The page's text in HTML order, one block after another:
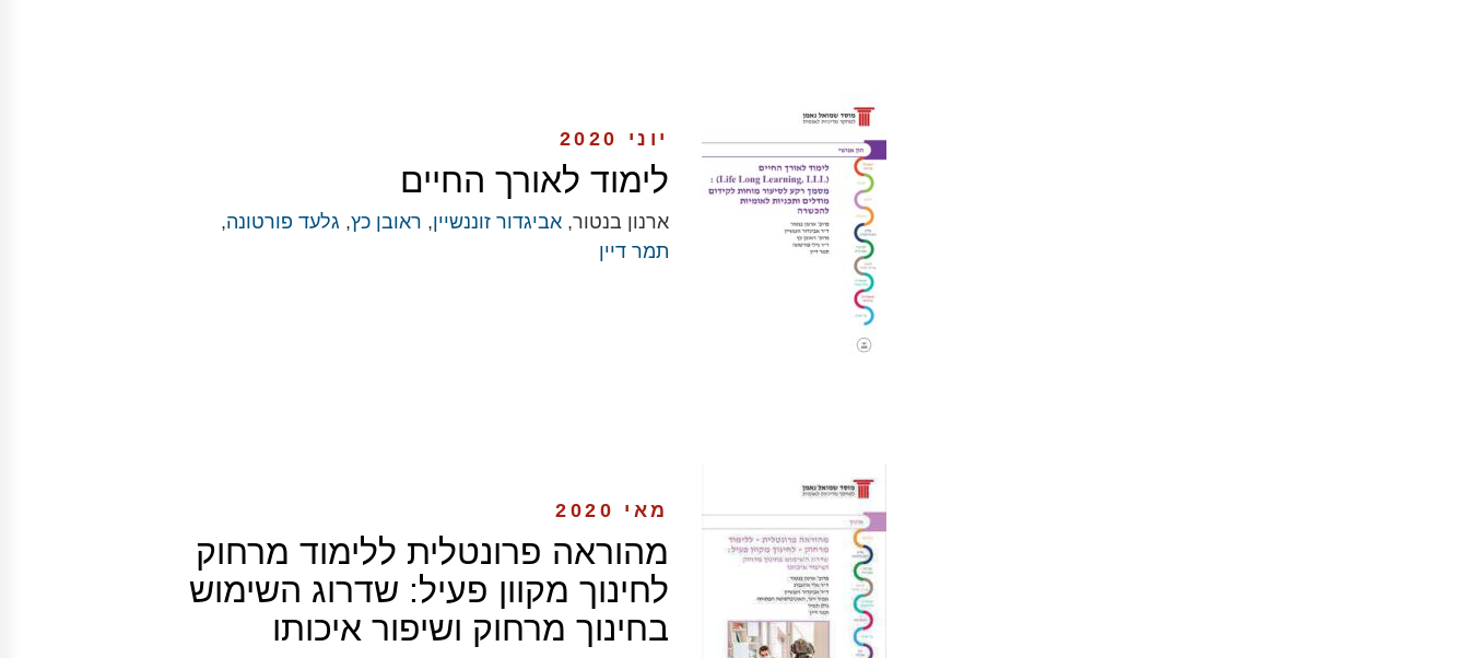
יוני 2020
לימוד לאורך החיים
ארנון בנטור, אביגדור זוננשיין, ראובן כץ, גלעד פורטונה,
תמר דיין
מאי 2020
מהוראה פרונטלית ללימוד מרחוק
לחינוך מקוון פעיל: שדרוג השימוש
בחינוך מרחוק ושיפור איכותו